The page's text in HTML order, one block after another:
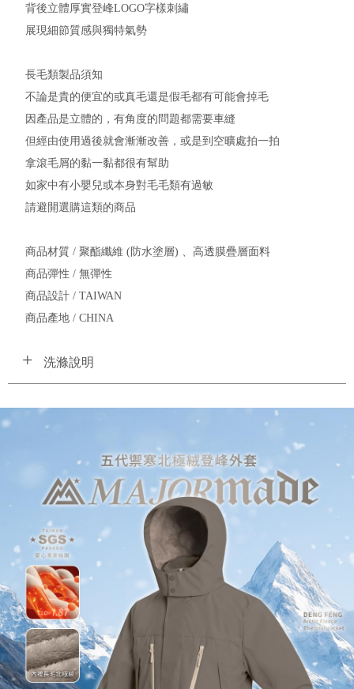
背後立體厚實登峰LOGO字樣刺繡
展現細節質感與獨特氣勢
長毛類製品須知
不論是貴的便宜的或真毛還是假毛都有可能會掉毛
因產品是立體的，有角度的問題都需要車縫
但經由使用過後就會漸漸改善，或是到空曠處拍一拍
拿滾毛屑的黏一黏都很有幫助
如家中有小嬰兒或本身對毛毛類有過敏
請避開選購這類的商品
商品材質 / 聚酯纖維 (防水塗層) 、高透膜疊層面料
商品彈性 / 無彈性
商品設計 / TAIWAN
商品產地 / CHINA
洗滌說明